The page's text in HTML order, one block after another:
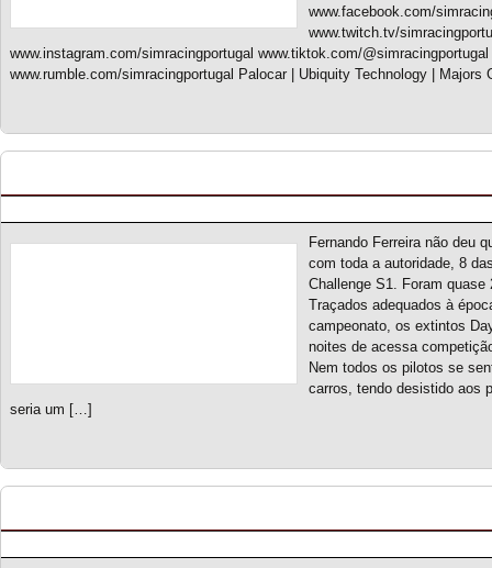
www.facebook.com/
www.twitch.tv/
www.instagram.com/simracingportugal www.tiktok.com/
www.rumble.com/simracingportugal Palocar | Ubiquity Technology |
Fernando Ferreira não deu
com toda a autoridade, 8
Challenge S1. Foram
Traçados adequados à
campeonato, os extintos
noites de acessa
Nem todos os pilotos se
carros, tendo desistido aos
seria um […]